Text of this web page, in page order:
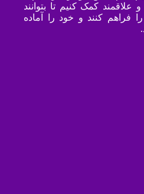
کمک کنیم تا بتوانند
کنند و خود را آماده